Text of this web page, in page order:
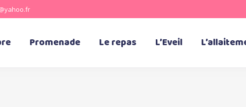
Promenade Le repas L’Eveil